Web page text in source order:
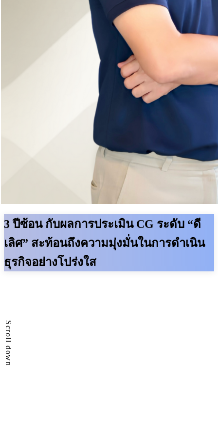
3 ปีซ้อน กับผลการประเมิน CG ระดับ “ดี
เลิศ” สะท้อนถึงความมุ่งมั่นในการดำเนิน
ธุรกิจอย่างโปร่งใส
Scroll down